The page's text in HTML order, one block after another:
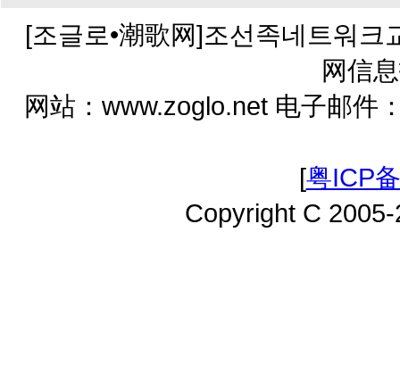
[조글로•潮歌网]조선족네트워크
网信
网站：www.zoglo.net 电子邮件
[粤ICP
Copyright C